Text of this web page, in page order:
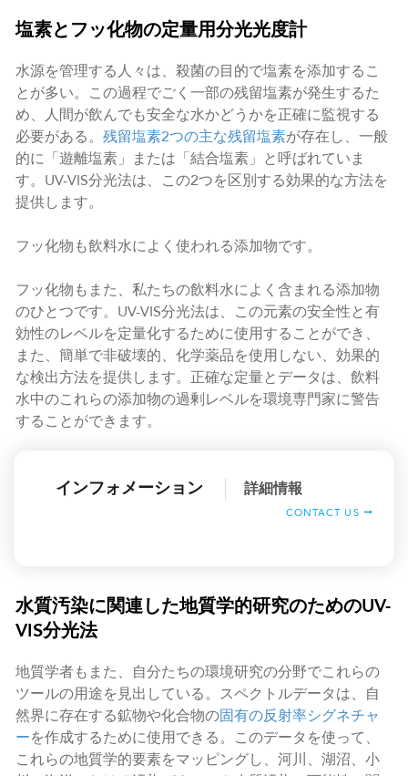
塩素とフッ化物の定量用分光光度計
水源を管理する人々は、殺菌の目的で塩素を添加するこ
とが多い。この過程でごく一部の残留塩素が発生するた
め、人間が飲んでも安全な水かどうかを正確に監視する
必要がある。 残留塩素2つの主な残留塩素が存在し、一般
的に「遊離塩素」または「結合塩素」と呼ばれていま
す。UV-VIS分光法は、この2つを区別する効果的な方法を
提供します。
フッ化物も飲料水によく使われる添加物です。
フッ化物もまた、私たちの飲料水によく含まれる添加物
のひとつです。UV-VIS分光法は、この元素の安全性と有
効性のレベルを定量化するために使用することができ、
また、簡単で非破壊的、化学薬品を使用しない、効果的
な検出方法を提供します。正確な定量とデータは、飲料
水中のこれらの添加物の過剰レベルを環境専門家に警告
することができます。
インフォメーション 詳細情報
CONTACT US
水質汚染に関連した地質学的研究のためのUV-
VIS分光法
地質学者もまた、自分たちの環境研究の分野でこれらの
ツールの用途を見出している。スペクトルデータは、自
然界に存在する鉱物や化合物の固有の反射率シグネチャ
ーを作成するために使用できる。このデータを使って、
これらの地質学的要素をマッピングし、河川、湖沼、小